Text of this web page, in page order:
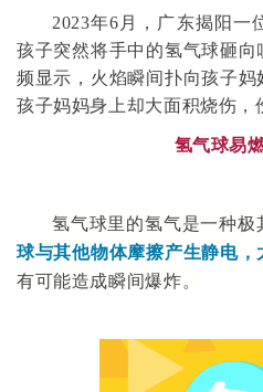
2023年6月，广东揭阳一
孩子突然将手中的氢气球砸
频显示，火焰瞬间扑向孩子妈
孩子妈妈身上却大面积烧伤，
氢气球易
氢气球里的氢气是一种极
球与其他物体摩擦产生静电
有可能造成瞬间爆炸。